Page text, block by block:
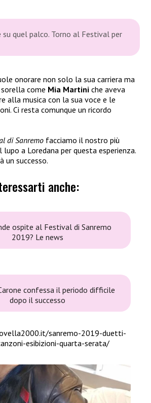
su quel palco. Torno al Festival per
onorare non solo la sua carriera ma
come Mia Martini che aveva
alla musica con la sua voce e le
Ci resta comunque un ricordo
di Sanremo facciamo il nostro più
a Loredana per questa esperienza.
un successo.
anche:
ospite al Festival di Sanremo
2019? Le news
confessa il periodo difficile
dopo il successo
sanremo-2019-duetti-
esibizioni-quarta-serata/